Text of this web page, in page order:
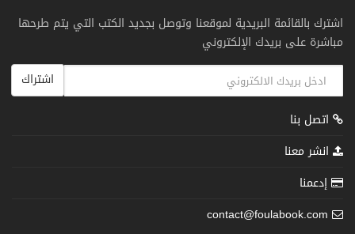
اشترك بالقائمة البريدية لموقعنا وتوصل بجديد الكتب التي يتم طرحها
مباشرة على بريدك الإلكتروني
اشتراك
اتصل بنا
انشر معنا
إدعمنا
contact@foulabook.com